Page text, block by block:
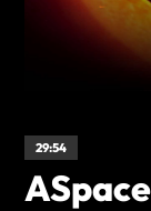
29:54